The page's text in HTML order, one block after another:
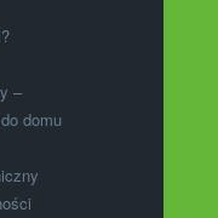
–
domu